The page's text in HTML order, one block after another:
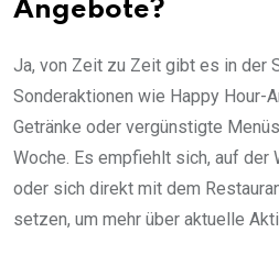
Angebote?
Ja, von Zeit zu Zeit gibt es in der
Sonderaktionen wie Happy Hour-
Getränke oder vergünstigte
Woche. Es empfiehlt sich, auf der
oder sich direkt mit dem
setzen, um mehr über aktuelle